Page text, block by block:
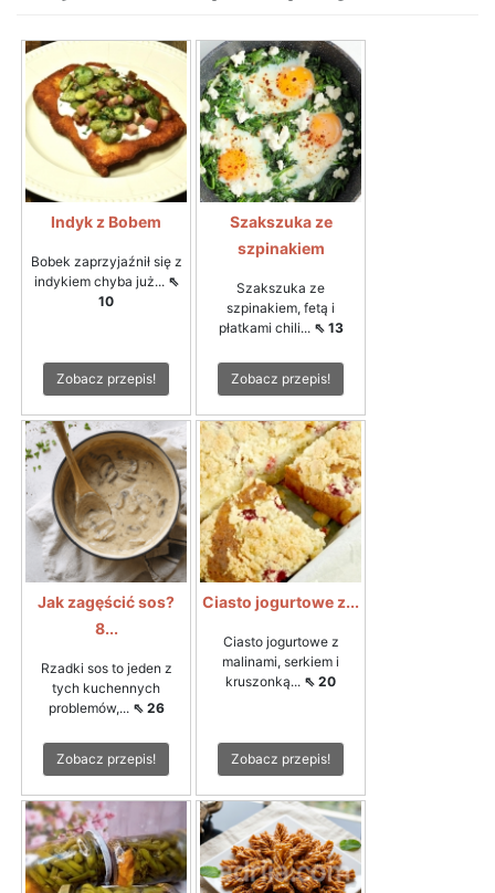
Indyk z Bobem
Bobek zaprzyjaźnił się z
indykiem chyba już... ⇖
10
Zobacz przepis!
Szakszuka ze
szpinakiem
Szakszuka ze
szpinakiem, fetą i
płatkami chili... ⇖ 13
Zobacz przepis!
Jak zagęścić sos?
8...
Rzadki sos to jeden z
tych kuchennych
problemów,... ⇖ 26
Zobacz przepis!
Ciasto jogurtowe z...
Ciasto jogurtowe z
malinami, serkiem i
kruszonką... ⇖ 20
Zobacz przepis!